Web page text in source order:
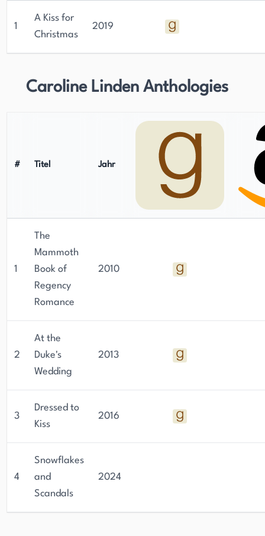
1
A Kiss for
Christmas
2019
Caroline Linden Anthologies
# Titel Jahr
1
The
Mammoth
Book of
Regency
Romance
2010
2
At the
Duke's
Wedding
2013
3
Dressed to
Kiss
2016
4
Snowflakes
and
Scandals
2024